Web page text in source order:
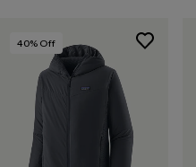
40% Off